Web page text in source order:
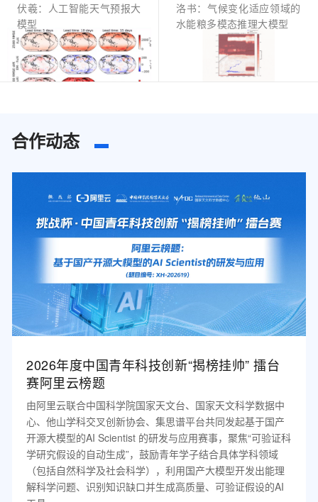
伏羲：人工智能天气预报大
模型
洛书：气候变化适应领域的
水能粮多模态推理大模型
合作动态
2026年度中国青年科技创新“揭榜挂帅” 擂台
赛阿里云榜题
由阿里云联合中国科学院国家天文台、国家天文科学数据中
心、他山学科交叉创新协会、集思谱平台共同发起基于国产
开源大模型的AI Scientist 的研发与应用赛事，聚焦“可验证科
学研究假设的自动生成”，鼓励青年学子结合具体学科领域
（包括自然科学及社会科学），利用国产大模型开发出能理
解科学问题、识别知识缺口并生成高质量、可验证假设的AI